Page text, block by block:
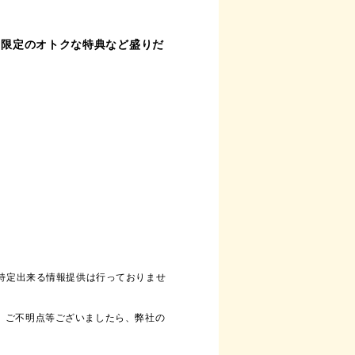
定のオトクな特典など盛りだ
出来る情報提供は行っておりませ
不明点等ございましたら、弊社の